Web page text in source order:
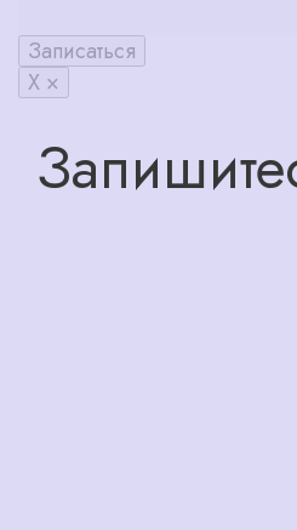
Записаться
X ×